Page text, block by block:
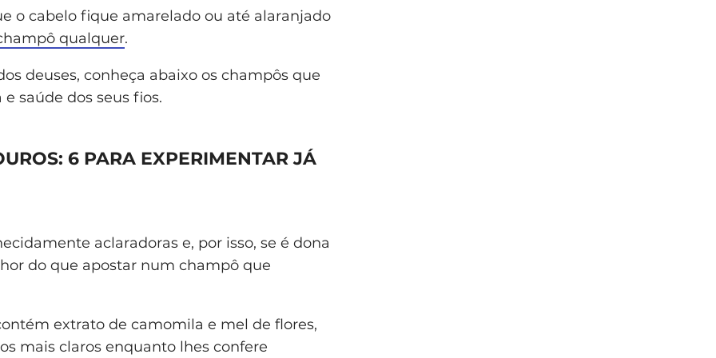
o cabelo fique amarelado ou até alaranjado
qualquer.
deuses, conheça abaixo os champôs que
saúde dos seus fios.
6 PARA EXPERIMENTAR JÁ
aclaradoras e, por isso, se é dona
do que apostar num champô que
extrato de camomila e mel de flores,
mais claros enquanto lhes confere